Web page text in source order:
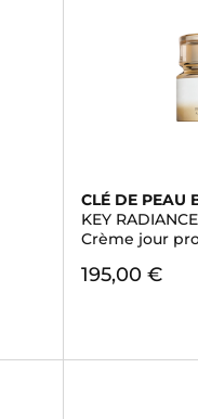
CLÉ DE PEAU
KEY
Crème jour
195,00 €